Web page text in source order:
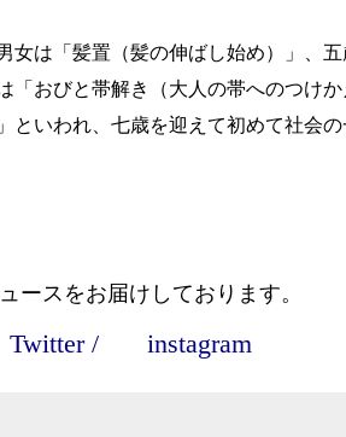
女は「髪置（髪の伸ばし始め）」、
「おびと帯解き（大人の帯へのつけ
といわれ、七歳を迎えて初めて社会の
ースをお届けしております。
Twitter/ instagram